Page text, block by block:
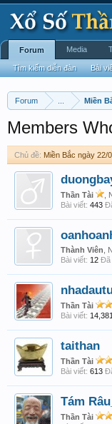
Forum Miền
Members
Chủ đề: Miền Bắc ngày 22/
Thần Tài
,
Bài viết: 443
Thành Viên ,
Bài viết: 12 Đã
Thần Tài
Bài viết: 14,381
taithan
Thần Tài
Bài viết: 613
Tám
Thần Tài
Forum
Tìm kiếm diễn đàn Bài
Media